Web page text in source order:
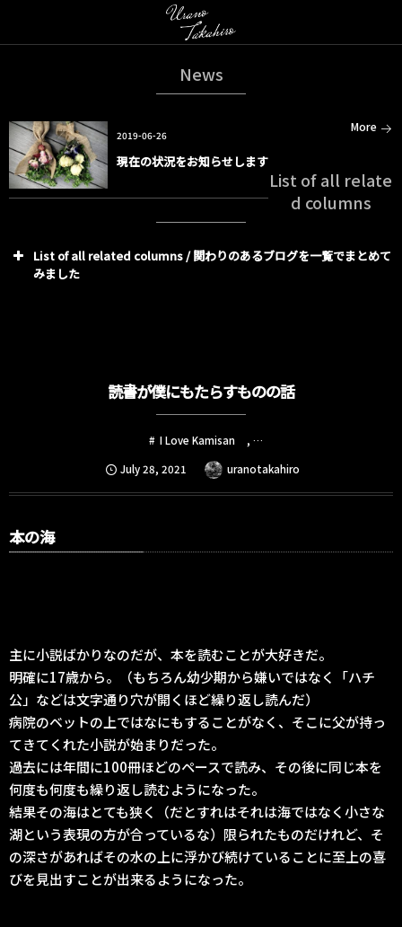
News
2019-06-26
現在の状況をお知らせします
More
List of all relate
d columns
List of all related columns / 関わりのあるブログを一覧でまとめて
みました
読書が僕にもたらすものの話
I Love Kamisan
, …
July 28, 2021 uranotakahiro
本の海
主に小説ばかりなのだが、本を読むことが大好きだ。
明確に17歳から。（もちろん幼少期から嫌いではなく「ハチ
公」などは文字通り穴が開くほど繰り返し読んだ）
病院のベットの上ではなにもすることがなく、そこに父が持っ
てきてくれた小説が始まりだった。
過去には年間に100冊ほどのペースで読み、その後に同じ本を
何度も何度も繰り返し読むようになった。
結果その海はとても狭く（だとすれはそれは海ではなく小さな
湖という表現の方が合っているな）限られたものだけれど、そ
の深さがあればその水の上に浮かび続けていることに至上の喜
びを見出すことが出来るようになった。